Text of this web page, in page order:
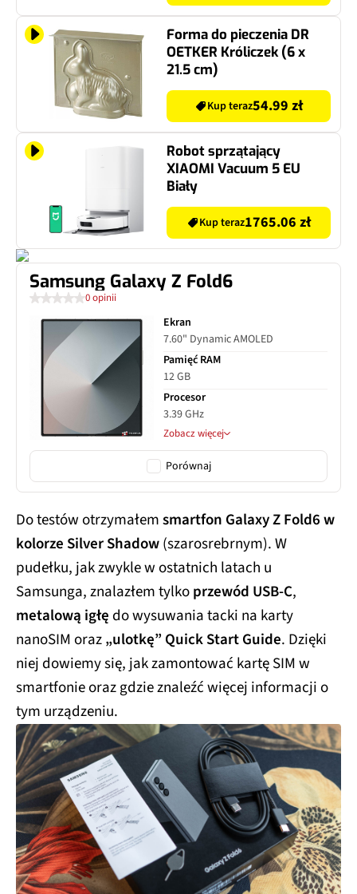
Forma do pieczenia DR
OETKER Króliczek (6 x
21.5 cm)
Kup teraz54.99 zł
Robot sprzątający
XIAOMI Vacuum 5 EU
Biały
Kup teraz1765.06 zł
Samsung Galaxy Z Fold6
0 opinii
Ekran
7.60" Dynamic AMOLED
Pamięć RAM
12 GB
Procesor
3.39 GHz
Zobacz więcej
Porównaj
Do testów otrzymałemsmartfon Galaxy Z Fold6 w
kolorze Silver Shadow(szarosrebrnym). W
pudełku, jak zwykle w ostatnich latach u
Samsunga, znalazłem tylkoprzewód USB-C,
metalową igłę do wysuwania tacki na karty
nanoSIM oraz„ulotkę” Quick Start Guide. Dzięki
niej dowiemy się, jak zamontować kartę SIM w
smartfonie oraz gdzie znaleźć więcej informacji o
tym urządzeniu.